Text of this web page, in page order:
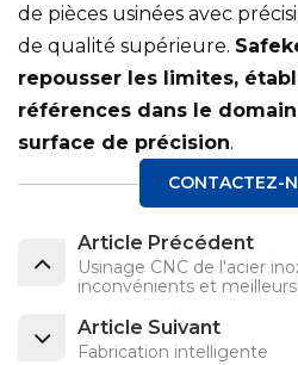
de pièces usinées avec
de qualité supérieure.
repousser les limites,
références dans le
surface de précision.
CONTACTEZ-
Article Précédent
Usinage CNC de l'acier
inconvénients et
Article Suivant
Fabrication intelligente